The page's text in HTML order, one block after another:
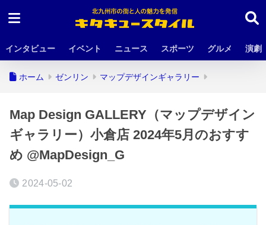
インタビュー イベント ニュース スポーツ グルメ 演劇
ホーム ゼンリン マップデザインギャラリー
Map Design GALLERY（マップデザイン
ギャラリー）小倉店 2024年5月のおすす
め @MapDesign_G
2024-05-02